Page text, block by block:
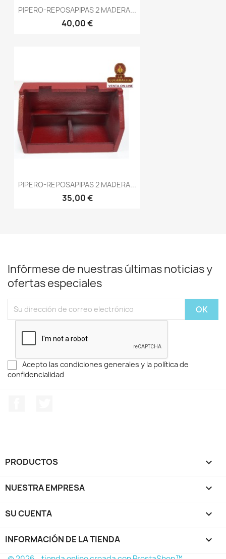
PIPERO-REPOSAPIPAS 2 MADERA...
40,00 €
PIPERO-REPOSAPIPAS 2 MADERA...
35,00 €
Infórmese de nuestras últimas noticias y
ofertas especiales
Acepto las condiciones generales y la política de
confidencialidad
PRODUCTOS 
NUESTRA EMPRESA 
SU CUENTA 
INFORMACIÓN DE LA TIENDA keyboard_arrow_down